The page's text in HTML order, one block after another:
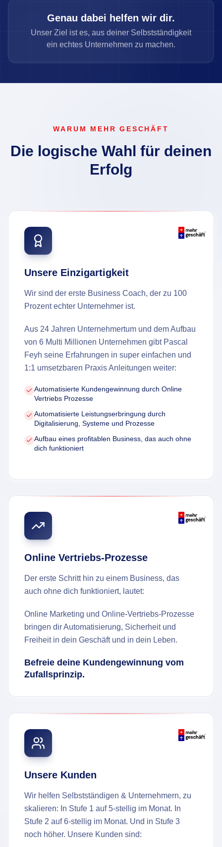
Genau dabei helfen wir dir.
Unser Ziel ist es, aus deiner Selbstständigkeit
ein echtes Unternehmen zu machen.
WARUM MEHR GESCHÄFT
Die logische Wahl für deinen
Erfolg
Unsere Einzigartigkeit
Wir sind der erste Business Coach, der zu 100
Prozent echter Unternehmer ist.
Aus 24 Jahren Unternehmertum und dem Aufbau
von 6 Multi Millionen Unternehmen gibt Pascal
Feyh seine Erfahrungen in super einfachen und
1:1 umsetzbaren Praxis Anleitungen weiter:
Automatisierte Kundengewinnung durch Online
Vertriebs Prozesse
Automatisierte Leistungserbringung durch
Digitalisierung, Systeme und Prozesse
Aufbau eines profitablen Business, das auch ohne
dich funktioniert
Online Vertriebs-Prozesse
Der erste Schritt hin zu einem Business, das
auch ohne dich funktioniert, lautet:
Online Marketing und Online-Vertriebs-Prozesse
bringen dir Automatisierung, Sicherheit und
Freiheit in dein Geschäft und in dein Leben.
Befreie deine Kundengewinnung vom
Zufallsprinzip.
Unsere Kunden
Wir helfen Selbstständigen & Unternehmern, zu
skalieren: In Stufe 1 auf 5-stellig im Monat. In
Stufe 2 auf 6-stellig im Monat. Und in Stufe 3
noch höher. Unsere Kunden sind: